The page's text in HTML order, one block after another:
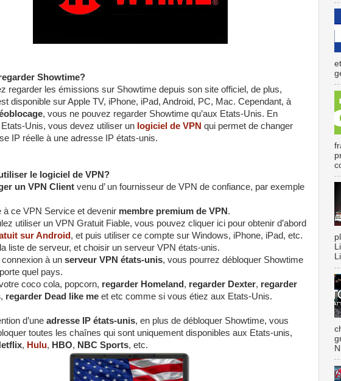
Showtime?
regarder les émissions sur Showtime depuis son site officiel, de plus,
disponible sur Apple TV, iPhone, iPad, Android, PC, Mac. Cependant, à
, vous ne pouvez regarder Showtime qu’aux Etats-Unis. En
Unis, vous devez utiliser un logiciel de VPN qui permet de changer
IP réelle à une adresse IP états-unis.
le logiciel de VPN?
un VPN Client venu d’ un fournisseur de VPN de confiance, par exemple
à ce VPN Service et devenir membre premium de VPN .
utiliser un VPN Gratuit Fiable, vous pouvez cliquer ici pour obtenir d’abord
sur Android , et puis utiliser ce compte sur Windows, iPhone, iPad, etc.
la liste de serveur, et choisir un serveur VPN états-unis.
connexion à un serveur VPN états-unis, vous pourrez débloquer Showtime
quel pays.
coco cola, popcorn, regarder Homeland , regarder Dexter, regarder
, regarder Dead like me et etc comme si vous étiez aux Etats-Unis.
d’une adresse IP états-unis, en plus de débloquer Showtime, vous
toutes les chaînes qui sont uniquement disponibles aux Etats-unis,
, Hulu, HBO, NBC Sports, etc.